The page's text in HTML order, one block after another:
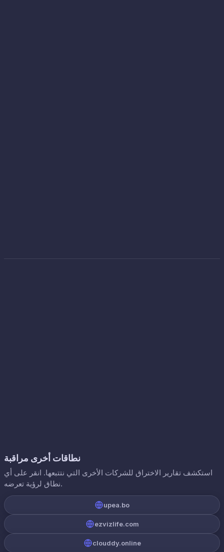
نطاقات أخرى مراقبة
استكشف تقارير الاختراق للشركات الأخرى التي نتتبعها. انقر على أي
نطاق لرؤية تعرضه.
upea.bo
ezvizlife.com
clouddy.online